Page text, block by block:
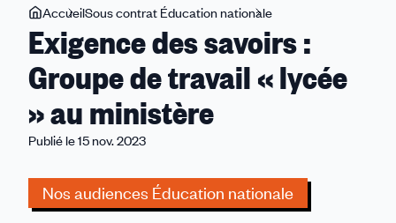
Vous
êtes
ici
AccueilSous contrat Éducation nationale
des
savoirs
:
lycée
»
Exigence des savoirs :
Groupe de travail « lycée
» au ministère
Publié le 15 nov. 2023
Nos audiences Éducation nationale